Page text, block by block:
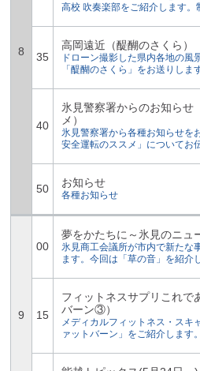
8
高校 吹奏楽部をご紹介します
35
高岡遠近（醍醐のさくら）
ドローン撮影した県内各地の風
「醍醐のさくら」をお送りしま
40
氷見警察署からのお知らせ
メ）
氷見警察署から各種お知らせを
安全運転のススメ」についてお
50 お知らせ
各種お知らせ
9
00
夢をかたちに～氷見のニュ
氷見商工会議所が市内で新たな
ます。今回は「草の音」を紹介
15
フィットネスサプリこれで
バーン③）
メディカルフィットネス・スキ
ァットバーン」をご紹介します。